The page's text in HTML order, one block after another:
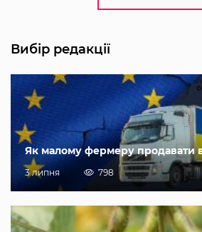
Вибір редакції
Як малому фермеру продавати
3 липня 798